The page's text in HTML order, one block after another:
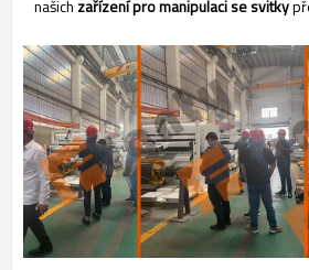
našich zařízení pro manipulaci se svitky